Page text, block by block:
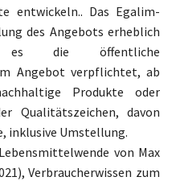
entwickeln.. Das Egalim-
des Angebots erheblich
es die öffentliche
Angebot verpflichtet, ab
Produkte oder
Qualitätszeichen, davon
inklusive Umstellung.
von Max
Verbraucherwissen zum